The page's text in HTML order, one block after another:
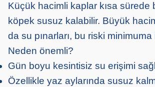
Küçük hacimli kaplar kısa sürede
köpek susuz kalabilir. Büyük
da su pınarları, bu riski minimuma
Neden önemli?
Gün boyu kesintisiz su erişimi
Özellikle yaz aylarında susuz